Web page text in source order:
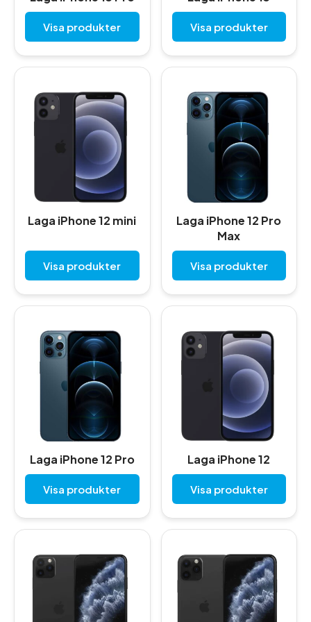
Visa produkter Visa produkter
Laga iPhone 12 mini
Visa produkter
Laga iPhone 12 Pro
Max
Visa produkter
Laga iPhone 12 Pro
Visa produkter
Laga iPhone 12
Visa produkter